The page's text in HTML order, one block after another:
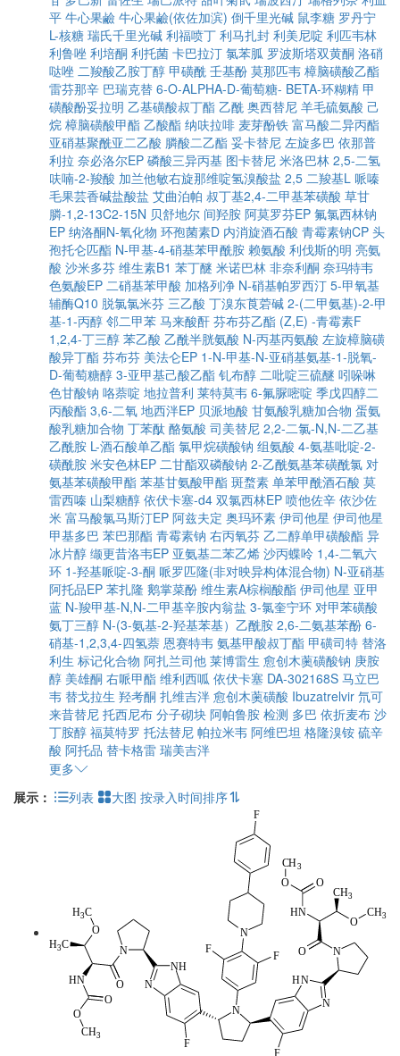
平 牛心果鹼 牛心果鹼(依佐加滨) 倒千里光碱 鼠李糖 罗丹宁
L-核糖 瑞氏千里光碱 利福喷丁 利马扎封 利美尼啶 利匹韦林
利鲁唑 利培酮 利托菌 卡巴拉汀 氯苯胍 罗波斯塔双黄酮 洛硝
哒唑 二羧酸乙胺丁醇 甲磺酰 壬基酚 莫那匹韦 樟脑磺酸乙酯
雷芬那辛 巴瑞克替 6-O-ALPHA-D-葡萄糖- BETA-环糊精 甲
磺酸酚妥拉明 乙基磺酸叔丁酯 乙酰 奥西替尼 羊毛硫氨酸 己
烷 樟脑磺酸甲酯 乙酸酯 纳呋拉啡 麦芽酚铁 富马酸二异丙酯
亚硝基聚酰亚二乙酸 膦酸二乙酯 妥卡替尼 左旋多巴 依那普
利拉 奈必洛尔EP 磷酸三异丙基 图卡替尼 米洛巴林 2,5-二氢
呋喃-2-羧酸 加兰他敏右旋那维啶氢溴酸盐 2,5 二羧基L 哌嗪
毛果芸香碱盐酸盐 艾曲泊帕 叔丁基2,4-二甲基苯磺酸 草甘
膦-1,2-13C2-15N 贝舒地尔 间羟胺 阿莫罗芬EP 氟氯西林钠
EP 纳洛酮N-氧化物 环孢菌素D 内消旋酒石酸 青霉素钠CP 头
孢托仑匹酯 N-甲基-4-硝基苯甲酰胺 赖氨酸 利伐斯的明 亮氨
酸 沙米多芬 维生素B1 苯丁醚 米诺巴林 非奈利酮 奈玛特韦
色氨酸EP 二硝基苯甲酸 加格列净 N-硝基帕罗西汀 5-甲氧基
辅酶Q10 脱氯氯米芬 三乙酸 丁溴东莨菪碱 2-(二甲氨基)-2-甲
基-1-丙醇 邻二甲苯 马来酸酐 芬布芬乙酯 (Z,E) -青霉素F
1,2,4-丁三醇 苯乙酸 乙酰半胱氨酸 N-丙基丙氨酸 左旋樟脑磺
酸异丁酯 芬布芬 美法仑EP 1-N-甲基-N-亚硝基氨基-1-脱氧-
D-葡萄糖醇 3-亚甲基己酸乙酯 钆布醇 二吡啶三硫醚 吲哚啉
色甘酸钠 咯萘啶 地拉普利 莱特莫韦 6-氟脲嘧啶 季戊四醇二
丙酸酯 3,6-二氧 地西泮EP 贝派地酸 甘氨酸乳糖加合物 蛋氨
酸乳糖加合物 丁苯酞 酪氨酸 司美替尼 2,2-二氯-N,N-二乙基
乙酰胺 L-酒石酸单乙酯 氯甲烷磺酸钠 组氨酸 4-氨基吡啶-2-
磺酰胺 米安色林EP 二甘酯双磷酸钠 2-乙酰氨基苯磺酰氯 对
氨基苯磺酸甲酯 苯基甘氨酸甲酯 斑蝥素 单苯甲酰酒石酸 莫
雷西嗪 山梨糖醇 依伏卡塞-d4 双氯西林EP 喷他佐辛 依沙佐
米 富马酸氯马斯汀EP 阿兹夫定 奥玛环素 伊司他星 伊司他星
甲基多巴 苯巴那酯 青霉素钠 右丙氧芬 乙二醇单甲磺酸酯 异
冰片醇 缬更昔洛韦EP 亚氨基二苯乙烯 沙丙蝶呤 1,4-二氧六
环 1-羟基哌啶-3-酮 哌罗匹隆(非对映异构体混合物) N-亚硝基
阿托品EP 苯扎隆 鹅掌菜酚 维生素A棕榈酸酯 伊司他星 亚甲
蓝 N-羧甲基-N,N-二甲基辛胺内翁盐 3-氯奎宁环 对甲苯磺酸
氨丁三醇 N-(3-氨基-2-羟基苯基）乙酰胺 2,6-二氨基苯酚 6-
硝基-1,2,3,4-四氢萘 恩赛特韦 氨基甲酸叔丁酯 甲磺司特 替洛
利生 标记化合物 阿扎兰司他 莱博雷生 愈创木薁磺酸钠 庚胺
醇 美雄酮 右哌甲酯 维利西呱 依伏卡塞 DA-302168S 马立巴
韦 替戈拉生 羟考酮 扎维吉泮 愈创木薁磺酸 Ibuzatrelvir 氘可
来昔替尼 托西尼布 分子砌块 阿帕鲁胺 检测 多巴 依折麦布 沙
丁胺醇 福莫特罗 托法替尼 帕拉米韦 阿维巴坦 格隆溴铵 硫辛
酸 阿托品 替卡格雷 瑞美吉泮
更多
展示：
列表 大图 按录入时间排序